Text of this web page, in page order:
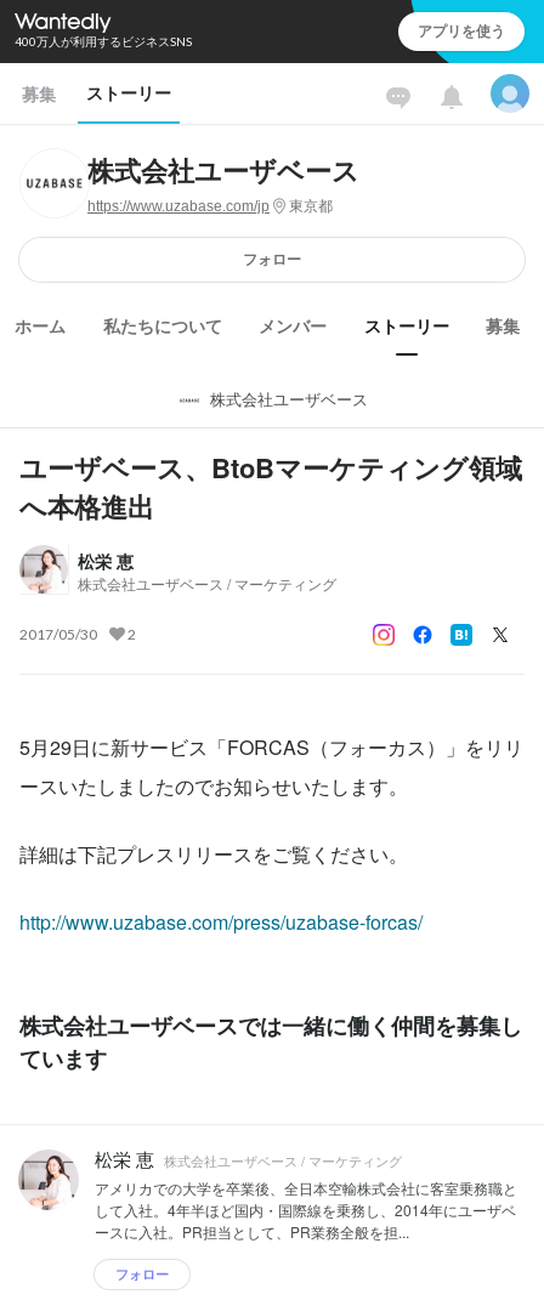
400万人が利用するビジネスSNS アプリを使う
募集 ストーリー
株式会社ユーザベース
https://www.uzabase.com/jp 東京都
フォロー
ホーム 私たちについて メンバー ストーリー 募集
株式会社ユーザベース
ユーザベース、BtoBマーケティング領域
へ本格進出
松栄 恵
株式会社ユーザベース / マーケティング
2017/05/30 2
5月29日に新サービス「FORCAS（フォーカス）」をリリ
ースいたしましたのでお知らせいたします。
詳細は下記プレスリリースをご覧ください。
http://www.uzabase.com/press/uzabase-forcas/
株式会社ユーザベースでは一緒に働く仲間を募集し
ています
松栄 恵 株式会社ユーザベース / マーケティング
アメリカでの大学を卒業後、全日本空輸株式会社に客室乗務職と
して入社。4年半ほど国内・国際線を乗務し、2014年にユーザベ
ースに入社。PR担当として、PR業務全般を担...
フォロー